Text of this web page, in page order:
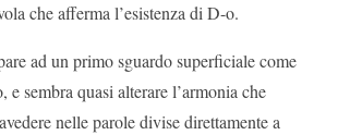
che afferma l’esistenza di D-o.
ad un primo sguardo superficiale come
e sembra quasi alterare l’armonia che
nelle parole divise direttamente a